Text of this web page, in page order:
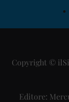
Copyright ©
Editore: